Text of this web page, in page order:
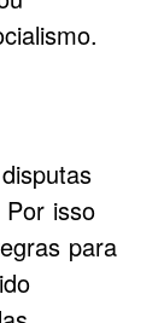
isso
para